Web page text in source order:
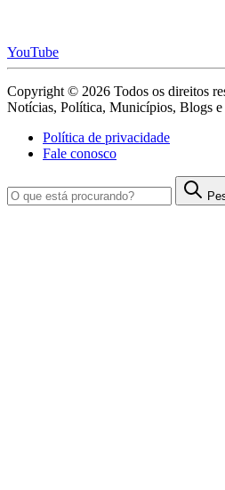
YouTube
Copyright © 2026 Todos os direitos
Notícias, Política, Municípios, Blogs e
Política de privacidade
Fale conosco